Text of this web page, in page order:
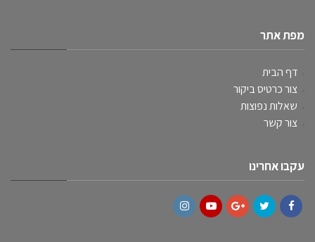
מפת אתר
דף הבית
צור כרטיס ביקור
שאלות נפוצות
צור קשר
עקבו אחרינו